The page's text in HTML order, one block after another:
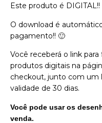
Este produto é DIGITAL!!
O download é
pagamento!! 🙂
Você receberá o link
produtos digitais na
checkout, junto com um
validade de 30 dias.
Você pode usar os
venda.